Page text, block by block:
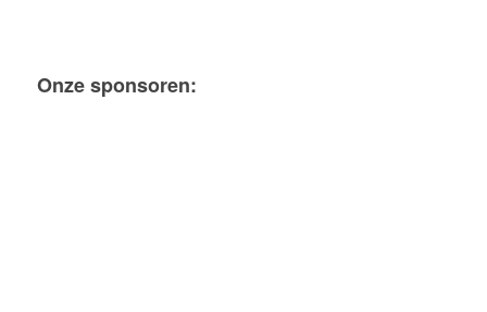
Onze sponsoren: